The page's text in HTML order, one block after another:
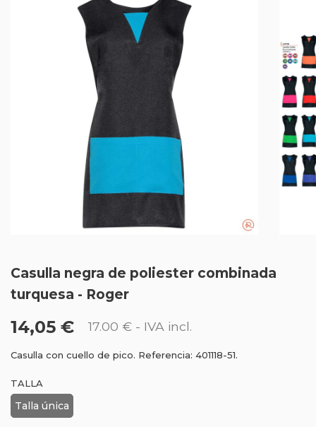
Casulla negra de poliester combinada
turquesa - Roger
14,05 € 17.00 € - IVA incl.
Casulla con cuello de pico. Referencia: 401118-51.
TALLA
Talla única